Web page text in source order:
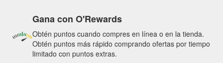
Gana con O'Rewards
Obtén puntos cuando compres en línea o en la tienda.
Obtén puntos más rápido comprando ofertas por tiempo
limitado con puntos extras.